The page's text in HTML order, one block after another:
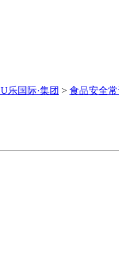
U乐国际·集团 > 食品安全